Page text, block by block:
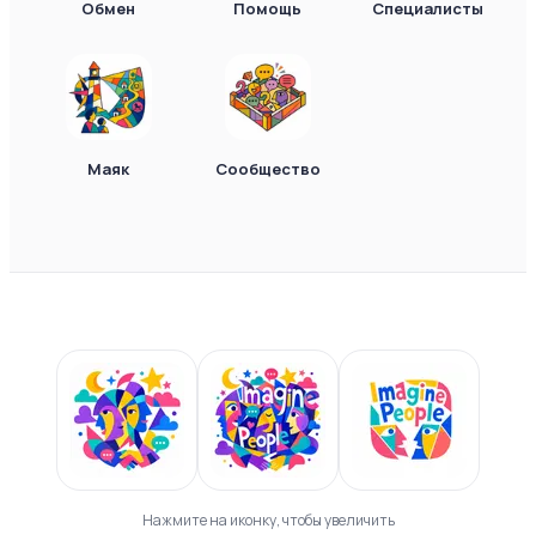
Обмен Помощь Специалисты
Маяк Сообщество
Нажмите на иконку, чтобы увеличить